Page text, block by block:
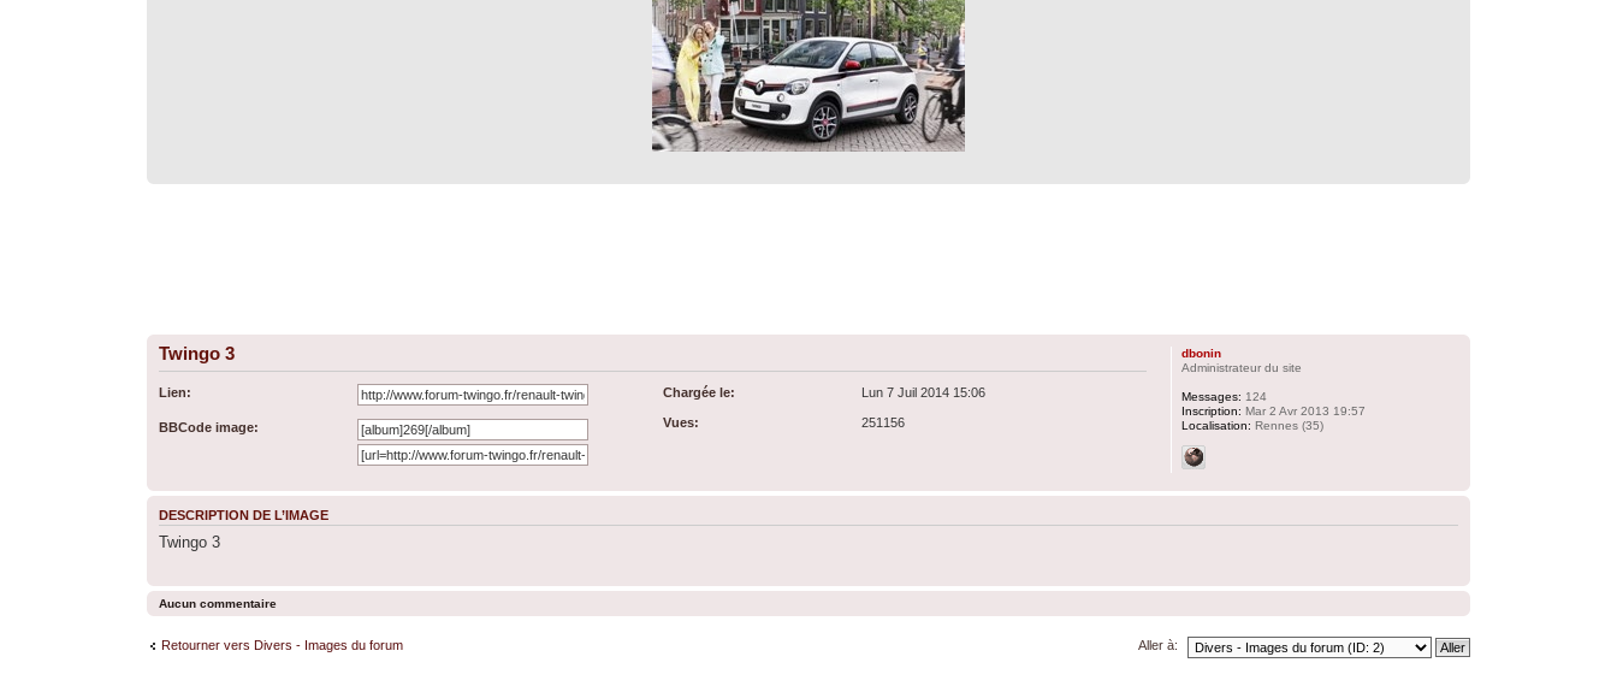
Twingo 3
Chargée le: Lun 7 Juil 2014 15:06
Lien:
Vues: 251156
BBCode image:
dbonin
Administrateur du site
Messages: 124
Inscription: Mar 2 Avr 2013 19:57
Localisation: Rennes (35)
DESCRIPTION DE L’IMAGE
Twingo 3
Aucun commentaire
Retourner vers Divers - Images du forum Aller à: